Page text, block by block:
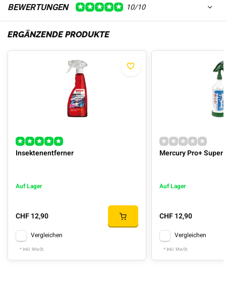
BEWERTUNGEN 10/10
ERGÄNZENDE PRODUKTE
Insektenentferner
Auf Lager
CHF 12,90
Vergleichen
* Inkl. MwSt.
Mercury Pro+ Super
Auf Lager
CHF 12,90
Vergleichen
* Inkl. MwSt.